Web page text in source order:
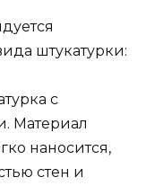
штукатурки:
с
Материал
наносится,
стен и